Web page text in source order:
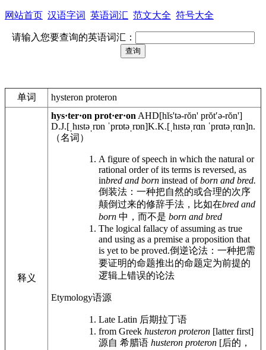
网站首页 汉语字词 英语词汇 范文大全 符号大全
请输入您要查询的英语词汇：
单词 hysteron proteron
释义
hys·ter·on prot·er·on AHD[hĭs'tə-rŏn' prŏtʹə-rŏn']
D.J.[ˌhɪstəˌrɒn ˈprɒtəˌrɒn]K.K.[ˌhɪstəˌrɑn ˈprɑtəˌrɑn]n.
（名词）
A figure of speech in which the natural or
rational order of its terms is reversed, as
inbred and born instead ofborn and bred.
倒装法：一种把自然的或合理的次序
颠倒过来的修辞手法，比如在bred and
born 中，而不是 born and bred
The logical fallacy of assuming as true
and using as a premise a proposition that
is yet to be proved.倒逆论法：一种把需
要证明的命题推出的命题定为前提的
逻辑上错误的论法
Etymology语源
Late Latin 后期拉丁语
from Greek husteron proteron [latter first]
源自 希腊语 husteron proteron [后的，